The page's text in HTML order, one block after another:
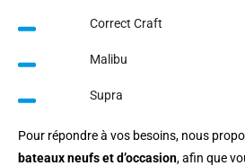
Correct Craft
Malibu
Supra
Pour répondre à vos besoins, nous
bateaux neufs et d’occasion, afin que